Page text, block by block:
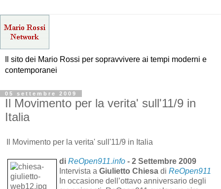
Il sito dei Mario Rossi per sopravvivere ai tempi moderni e
contemporanei
05 settembre 2009
Il Movimento per la verita' sull'11/9 in
Italia
Il Movimento per la verita' sull'11/9 in Italia
di ReOpen911.info - 2 Settembre 2009
Intervista a Giulietto Chiesa di ReOpen911
In occasione dell’ottavo anniversario degli